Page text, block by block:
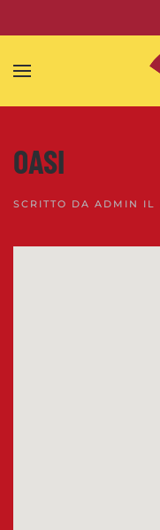
Skip to main content
OASI
SCRITTO DA ADMIN IL